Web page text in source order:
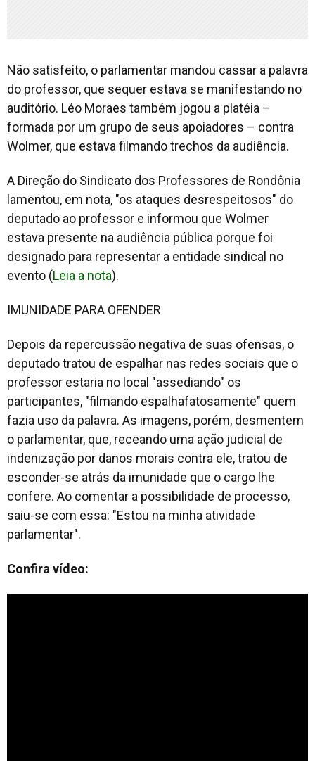
Não satisfeito, o parlamentar mandou cassar a palavra
do professor, que sequer estava se manifestando no
auditório. Léo Moraes também jogou a platéia –
formada por um grupo de seus apoiadores – contra
Wolmer, que estava filmando trechos da audiência.
A Direção do Sindicato dos Professores de Rondônia
lamentou, em nota, "os ataques desrespeitosos" do
deputado ao professor e informou que Wolmer
estava presente na audiência pública porque foi
designado para representar a entidade sindical no
evento (Leia a nota).
IMUNIDADE PARA OFENDER
Depois da repercussão negativa de suas ofensas, o
deputado tratou de espalhar nas redes sociais que o
professor estaria no local "assediando" os
participantes, "filmando espalhafatosamente" quem
fazia uso da palavra. As imagens, porém, desmentem
o parlamentar, que, receando uma ação judicial de
indenização por danos morais contra ele, tratou de
esconder-se atrás da imunidade que o cargo lhe
confere. Ao comentar a possibilidade de processo,
saiu-se com essa: "Estou na minha atividade
parlamentar".
Confira vídeo: